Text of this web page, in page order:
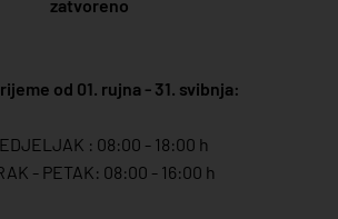
zatvoreno
od 01. rujna - 31. svibnja:
: 08:00 - 18:00 h
- PETAK: 08:00 - 16:00 h